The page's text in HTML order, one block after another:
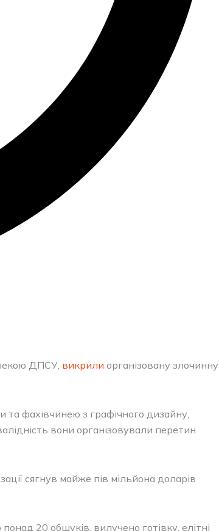
ДПСУ, викрили організовану злочинну
та фахівчинею з графічного дизайну,
вони організовували перетин
сягнув майже пів мільйона доларів
20 обшуків, вилучено готівку, елітні